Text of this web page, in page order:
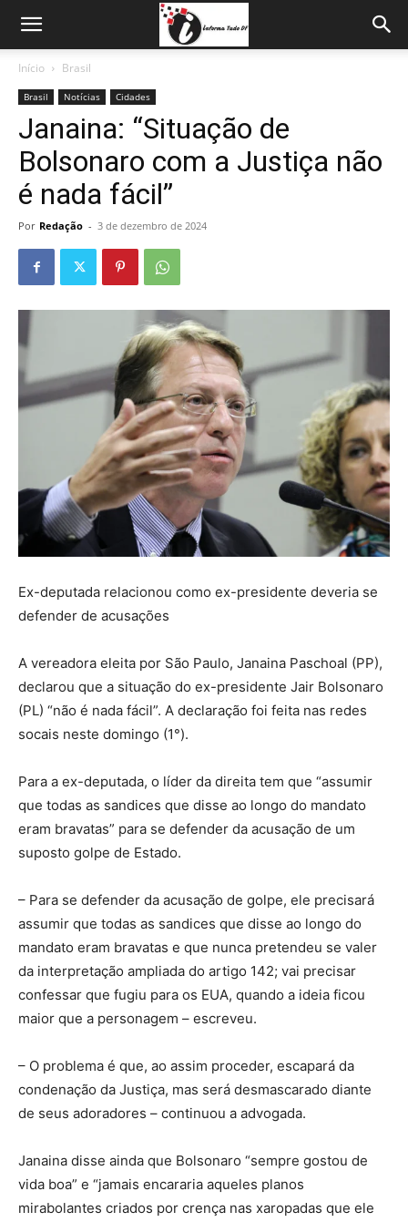
Início Brasil
Brasil Notícias Cidades
Janaina: “Situação de
Bolsonaro com a Justiça não
é nada fácil”
Por Redação - 3 de dezembro de 2024
Ex-deputada relacionou como ex-presidente deveria se
defender de acusações
A vereadora eleita por São Paulo, Janaina Paschoal (PP),
declarou que a situação do ex-presidente Jair Bolsonaro
(PL) “não é nada fácil”. A declaração foi feita nas redes
socais neste domingo (1°).
Para a ex-deputada, o líder da direita tem que “assumir
que todas as sandices que disse ao longo do mandato
eram bravatas” para se defender da acusação de um
suposto golpe de Estado.
– Para se defender da acusação de golpe, ele precisará
assumir que todas as sandices que disse ao longo do
mandato eram bravatas e que nunca pretendeu se valer
da interpretação ampliada do artigo 142; vai precisar
confessar que fugiu para os EUA, quando a ideia ficou
maior que a personagem – escreveu.
– O problema é que, ao assim proceder, escapará da
condenação da Justiça, mas será desmascarado diante
de seus adoradores – continuou a advogada.
Janaina disse ainda que Bolsonaro “sempre gostou de
vida boa” e “jamais encararia aqueles planos
mirabolantes criados por crença nas xaropadas que ele